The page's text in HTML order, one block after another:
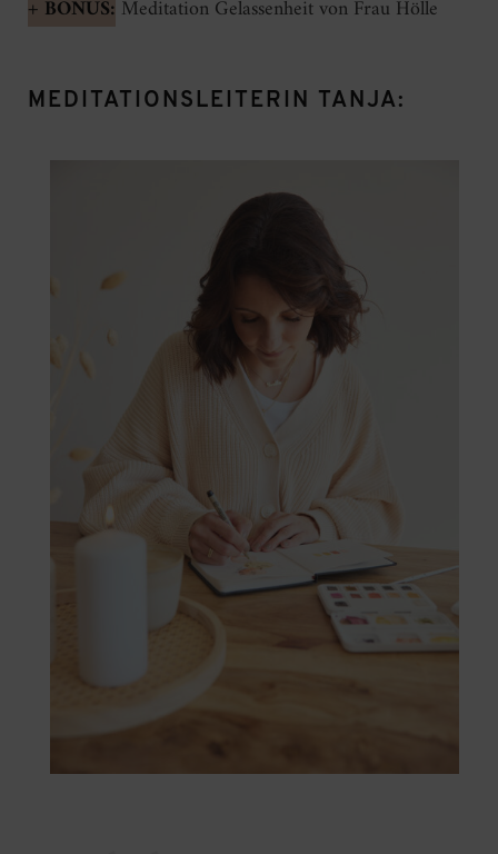
+ BONUS: Meditation Gelassenheit von Frau Hölle
MEDITATIONSLEITERIN TANJA: